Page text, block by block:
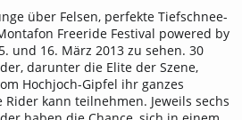
über Felsen, perfekte Tiefschnee-
Freeride Festival powered by
und 16. März 2013 zu sehen. 30
darunter die Elite der Szene,
Hochjoch-Gipfel ihr ganzes
kann teilnehmen. Jeweils sechs